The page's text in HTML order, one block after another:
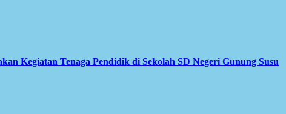
Kegiatan Tenaga Pendidik di Sekolah SD Negeri Gunung Susu